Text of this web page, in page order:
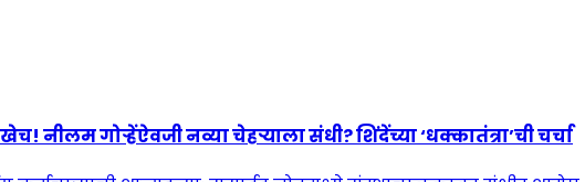
नीलम गोऱ्हेंऐवजी नव्या चेहऱ्याला संधी? शिंदेंच्या ‘धक्कातंत्रा’ची चर्चा